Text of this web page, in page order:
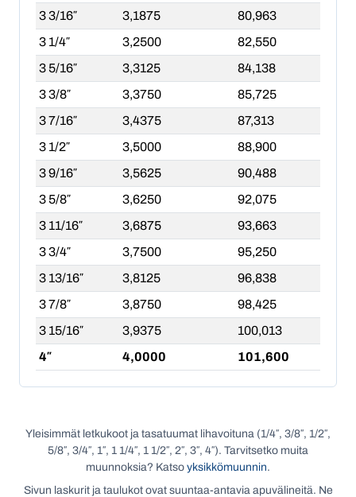
3 3/16″
3,1875
80,963
3 1/4″
3,2500
82,550
3 5/16″
3,3125
84,138
3 3/8″
3,3750
85,725
3 7/16″
3,4375
87,313
3 1/2″
3,5000
88,900
3 9/16″
3,5625
90,488
3 5/8″
3,6250
92,075
3 11/16″
3,6875
93,663
3 3/4″
3,7500
95,250
3 13/16″
3,8125
96,838
3 7/8″
3,8750
98,425
3 15/16″
3,9375
100,013
4″
4,0000 101,600
Yleisimmät letkukoot ja tasatuumat lihavoituna (1/4″, 3/8″, 1/2″,
5/8″, 3/4″, 1″, 1 1/4″, 1 1/2″, 2″, 3″, 4″). Tarvitsetko muita
muunnoksia? Katso yksikkömuunnin.
Sivun laskurit ja taulukot ovat suuntaa-antavia apuvälineitä. Ne